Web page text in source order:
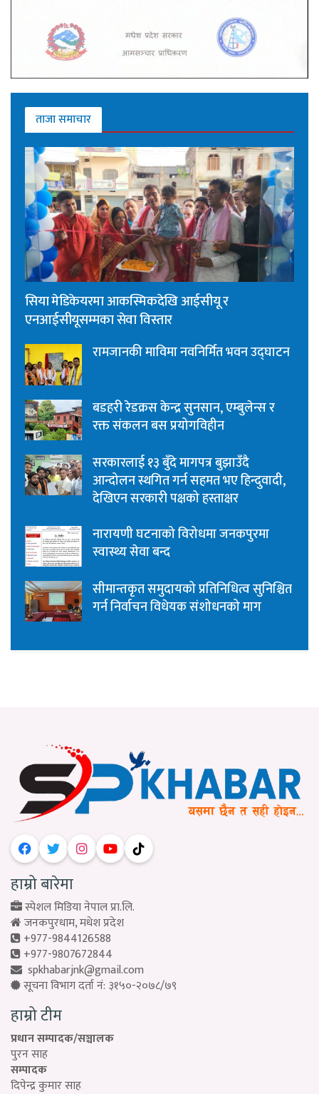
ताजा समाचार
सिया मेडिकेयरमा आकस्मिकदेखि आईसीयू र
एनआईसीयूसम्मका सेवा विस्तार
रामजानकी माविमा नवनिर्मित भवन उद्घाटन
बडहरी रेडक्रस केन्द्र सुनसान, एम्बुलेन्स र
रक्त संकलन बस प्रयोगविहीन
सरकारलाई १३ बुँदे मागपत्र बुझाउँदै
आन्दोलन स्थगित गर्न सहमत भए हिन्दुवादी,
देखिएन सरकारी पक्षको हस्ताक्षर
नारायणी घटनाको विरोधमा जनकपुरमा
स्वास्थ्य सेवा बन्द
सीमान्तकृत समुदायको प्रतिनिधित्व सुनिश्चित
गर्न निर्वाचन विधेयक संशोधनको माग
हाम्रो बारेमा
स्पेशल मिडिया नेपाल प्रा.लि.
जनकपुरधाम, मधेश प्रदेश
+977-9844126588
+977-9807672844
spkhabarjnk@gmail.com
सूचना विभाग दर्ता नं: ३१५०-२०७८/७९
हाम्रो टीम
प्रधान सम्पादक/सञ्चालक
पुरन साह
सम्पादक
दिपेन्द्र कुमार साह